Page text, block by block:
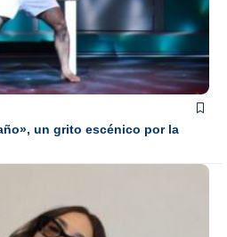
un grito escénico por la